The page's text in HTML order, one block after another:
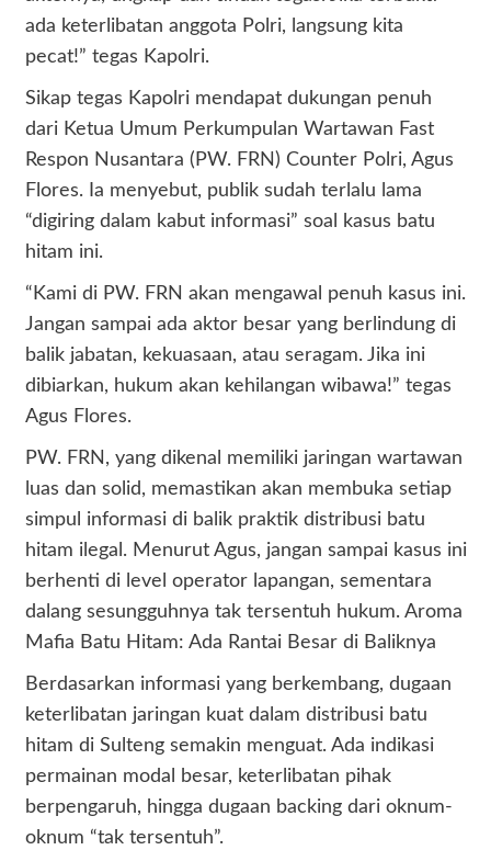
ada keterlibatan anggota Polri, langsung kita
pecat!” tegas Kapolri.
Sikap tegas Kapolri mendapat dukungan penuh
dari Ketua Umum Perkumpulan Wartawan Fast
Respon Nusantara (PW. FRN) Counter Polri, Agus
Flores. Ia menyebut, publik sudah terlalu lama
“digiring dalam kabut informasi” soal kasus batu
hitam ini.
“Kami di PW. FRN akan mengawal penuh kasus ini.
Jangan sampai ada aktor besar yang berlindung di
balik jabatan, kekuasaan, atau seragam. Jika ini
dibiarkan, hukum akan kehilangan wibawa!” tegas
Agus Flores.
PW. FRN, yang dikenal memiliki jaringan wartawan
luas dan solid, memastikan akan membuka setiap
simpul informasi di balik praktik distribusi batu
hitam ilegal. Menurut Agus, jangan sampai kasus ini
berhenti di level operator lapangan, sementara
dalang sesungguhnya tak tersentuh hukum. Aroma
Mafia Batu Hitam: Ada Rantai Besar di Baliknya
Berdasarkan informasi yang berkembang, dugaan
keterlibatan jaringan kuat dalam distribusi batu
hitam di Sulteng semakin menguat. Ada indikasi
permainan modal besar, keterlibatan pihak
berpengaruh, hingga dugaan backing dari oknum-
oknum “tak tersentuh”.